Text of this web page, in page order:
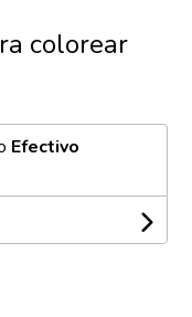
colorear
Efectivo